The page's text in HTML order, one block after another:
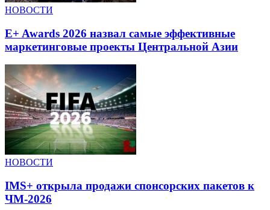
НОВОСТИ
E+ Awards 2026 назвал самые эффективные
маркетинговые проекты Центральной Азии
НОВОСТИ
IMS+ открыла продажи спонсорских пакетов к
ЧМ-2026